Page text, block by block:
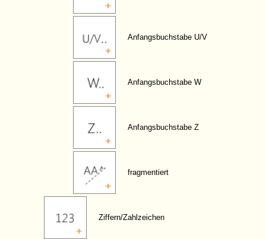
Anfangsbuchstabe U/V
Anfangsbuchstabe W
Anfangsbuchstabe Z
fragmentiert
Ziffern/Zahlzeichen